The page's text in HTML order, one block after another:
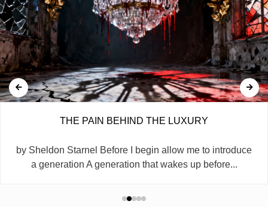
THE PAIN BEHIND THE LUXURY
by Sheldon Starnel Before I begin allow me to introduce
a generation A generation that wakes up before...